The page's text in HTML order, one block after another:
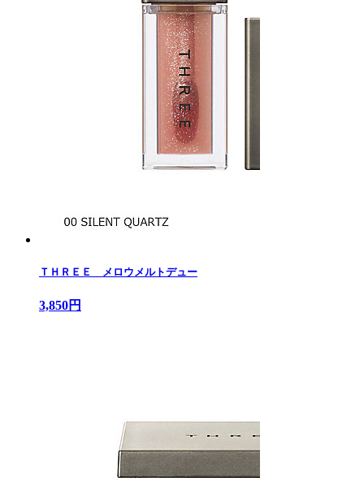
ＴＨＲＥＥ メロウメルトデュー
3,850円